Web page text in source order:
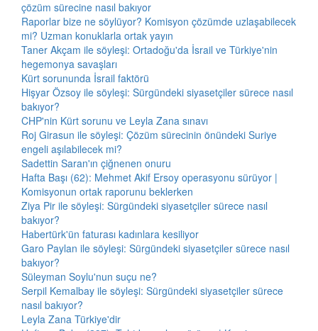
çözüm sürecine nasıl bakıyor
Raporlar bize ne söylüyor? Komisyon çözümde uzlaşabilecek
mi? Uzman konuklarla ortak yayın
Taner Akçam ile söyleşi: Ortadoğu'da İsrail ve Türkiye'nin
hegemonya savaşları
Kürt sorununda İsrail faktörü
Hişyar Özsoy ile söyleşi: Sürgündeki siyasetçiler sürece nasıl
bakıyor?
CHP'nin Kürt sorunu ve Leyla Zana sınavı
Roj Girasun ile söyleşi: Çözüm sürecinin önündeki Suriye
engeli aşılabilecek mi?
Sadettin Saran'ın çiğnenen onuru
Hafta Başı (62): Mehmet Akif Ersoy operasyonu sürüyor |
Komisyonun ortak raporunu beklerken
Ziya Pir ile söyleşi: Sürgündeki siyasetçiler sürece nasıl
bakıyor?
Habertürk'ün faturası kadınlara kesiliyor
Garo Paylan ile söyleşi: Sürgündeki siyasetçiler sürece nasıl
bakıyor?
Süleyman Soylu'nun suçu ne?
Serpil Kemalbay ile söyleşi: Sürgündeki siyasetçiler sürece
nasıl bakıyor?
Leyla Zana Türkiye'dir